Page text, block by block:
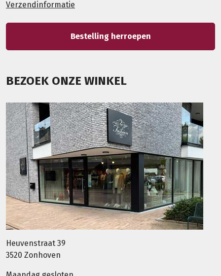
Verzendinformatie
Bestelling herroepen
BEZOEK ONZE WINKEL
Heuvenstraat 39
3520 Zonhoven